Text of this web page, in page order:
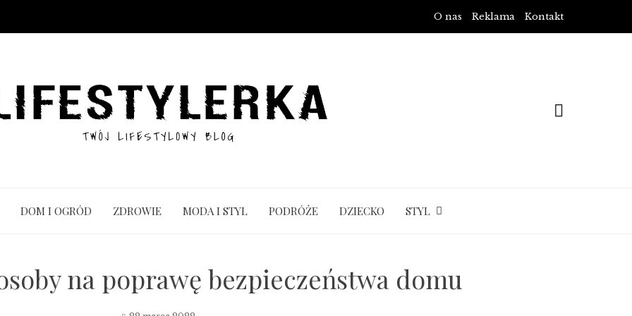
O nas Reklama Kontakt
DOM I OGRÓD ZDROWIE MODA I STYL PODRÓŻE DZIECKO STYL
na poprawę bezpieczeństwa domu